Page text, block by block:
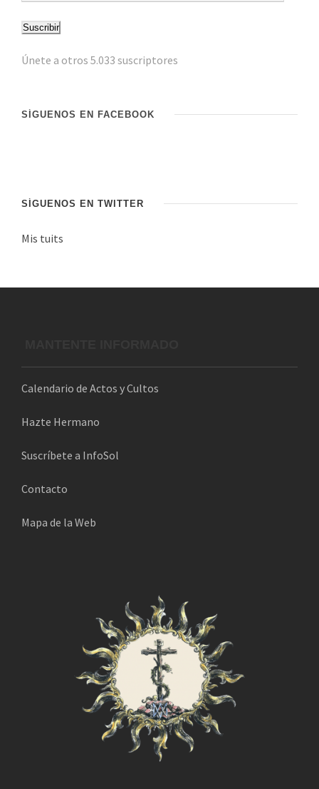
r
c
i
c
r
t
r
n
c
Suscribir
Únete a otros 5.033 suscriptores
SÍGUENOS EN FACEBOOK
SÍGUENOS EN TWITTER
Mis tuits
Calendario de Actos y Cultos
Hazte Hermano
Suscríbete a InfoSol
Contacto
Mapa de la Web